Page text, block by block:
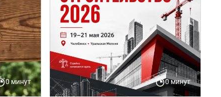
0 минут 0 минут